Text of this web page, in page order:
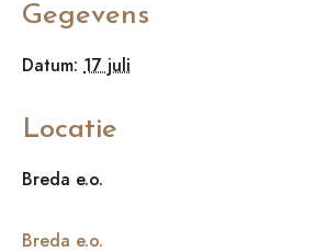
Gegevens
Datum: 17 juli
Locatie
Breda e.o.
Breda e.o.